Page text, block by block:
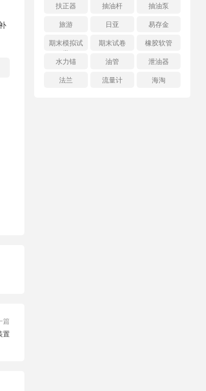
篇
置
扶正器
抽油杆
抽油泵
旅游
日亚
易存金
期末模拟试
卷
期末试卷
橡胶软管
水力锚
油管
泄油器
法兰
流量计 海淘